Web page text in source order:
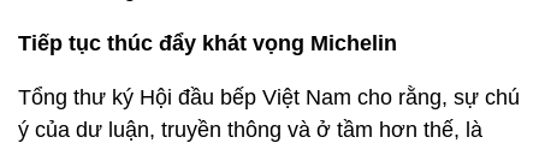
Tiếp tục thúc đẩy khát vọng Michelin
Tổng thư ký Hội đầu bếp Việt Nam cho rằng, sự chú
ý của dư luận, truyền thông và ở tầm hơn thế, là